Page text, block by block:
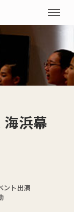
浜幕
ント出演